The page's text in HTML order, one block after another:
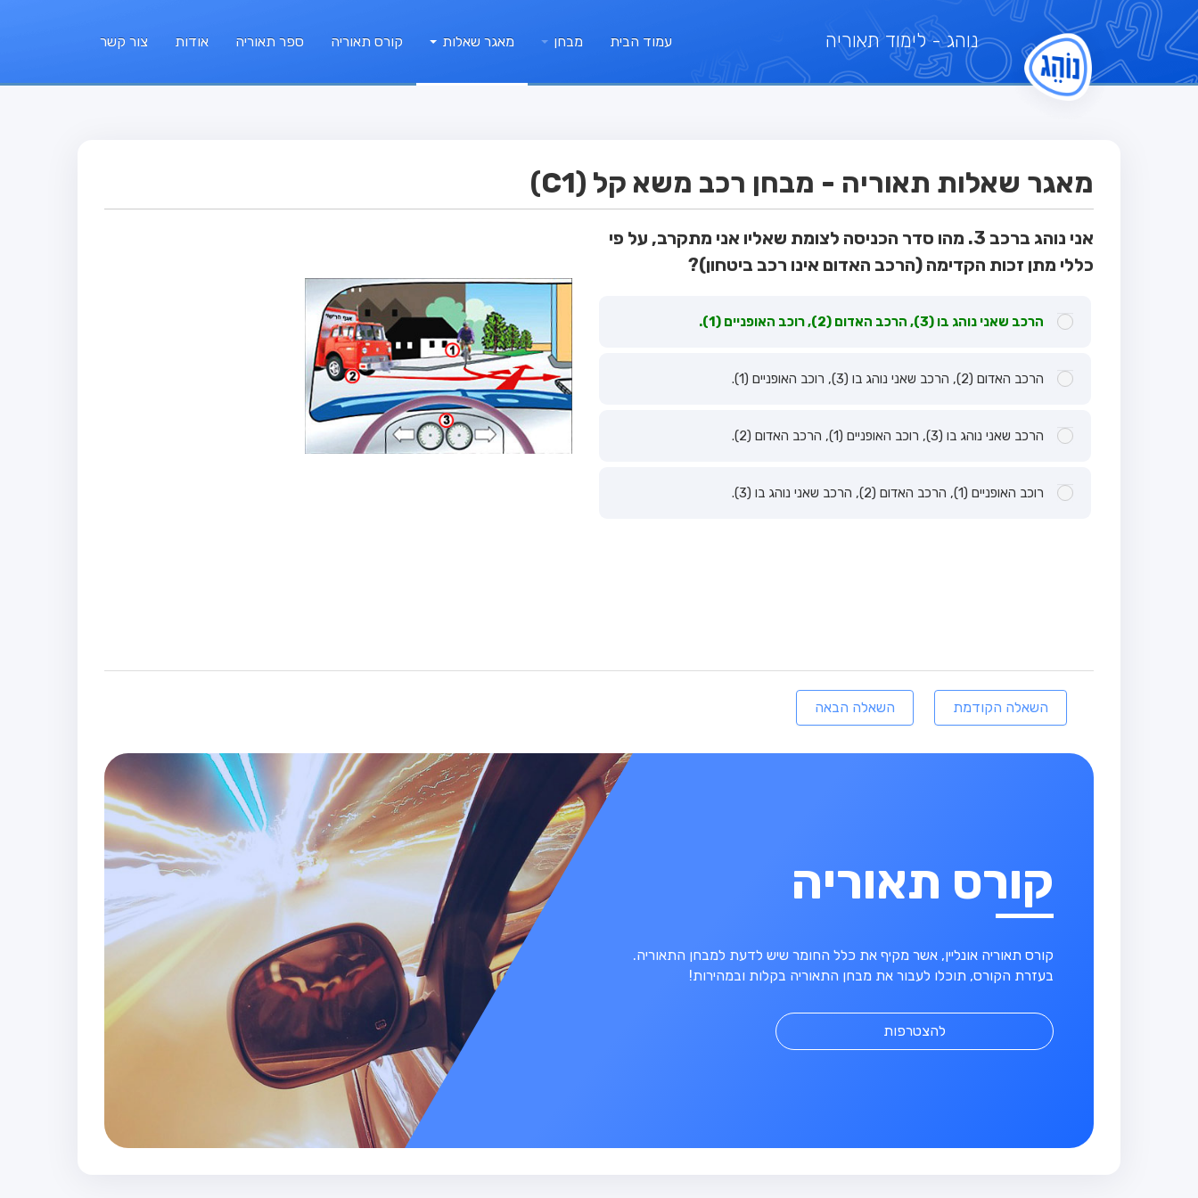
נוהג- לימוד תאוריה עמוד הבית מבחן מאגר שאלות קורס תאוריה ספר תאוריה אודות צור קשר
מאגר שאלות תאוריה - מבחן רכב משא קל (C1)
אני נוהג ברכב 3. מהו סדר הכניסה לצומת שאליו אני מתקרב, על פי
כללי מתן זכות הקדימה (הרכב האדום אינו רכב ביטחון)?
הרכב שאני נוהג בו (3), הרכב האדום (2), רוכב האופניים (1).
הרכב האדום (2), הרכב שאני נוהג בו (3), רוכב האופניים (1).
הרכב שאני נוהג בו (3), רוכב האופניים (1), הרכב האדום (2).
רוכב האופניים (1), הרכב האדום (2), הרכב שאני נוהג בו (3).
השאלה הקודמת השאלה הבאה
קורס תאוריה
קורס תאוריה אונליין, אשר מקיף את כלל החומר שיש לדעת למבחן התאוריה.
בעזרת הקורס, תוכלו לעבור את מבחן התאוריה בקלות ובמהירות!
להצטרפות